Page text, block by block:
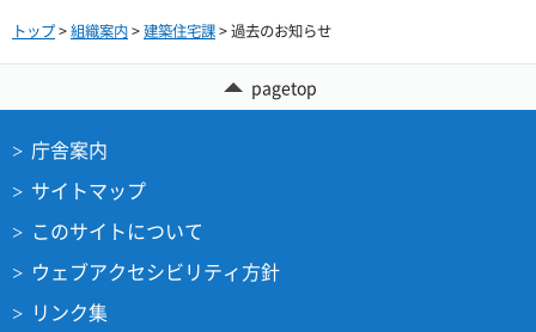
トップ>組織案内>建築住宅課> 過去のお知らせ
pagetop
庁舎案内
サイトマップ
このサイトについて
ウェブアクセシビリティ方針
リンク集